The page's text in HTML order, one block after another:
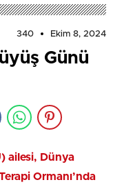
340 Ekim 8, 2024
Günü
ailesi, Dünya
Ormanı’nda